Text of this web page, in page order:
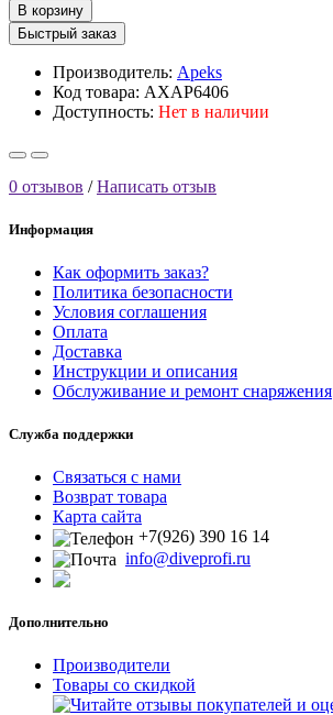
В корзину
Быстрый заказ
Производитель: Apeks
Код товара: AXAP6406
Доступность: Нет в наличии
0 отзывов /Написать отзыв
Информация
Как оформить заказ?
Политика безопасности
Условия соглашения
Оплата
Доставка
Инструкции и описания
Обслуживание и ремонт снаряжения
Служба поддержки
Связаться с нами
Возврат товара
Карта сайта
+7(926) 390 16 14
info@diveprofi.ru
Дополнительно
Производители
Товары со скидкой